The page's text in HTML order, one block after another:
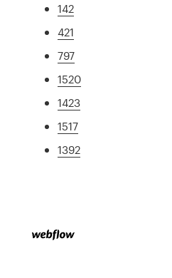
142
421
797
1520
1423
1517
1392